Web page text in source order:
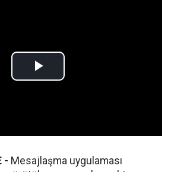
- Mesajlaşma uygulaması